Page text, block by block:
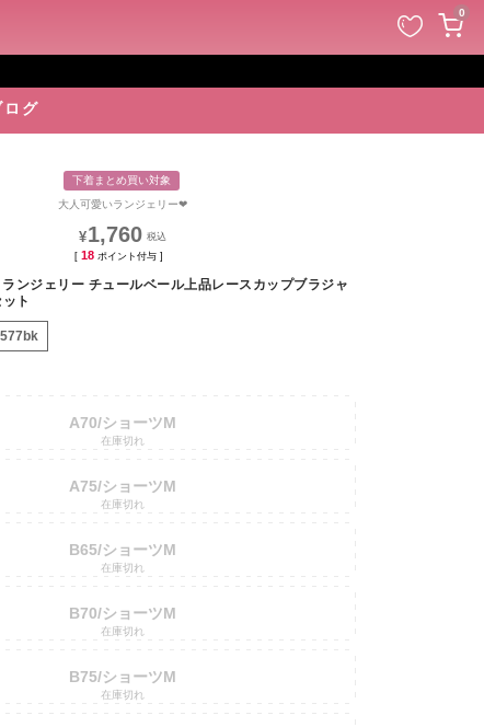
0
ログ
下着まとめ買い対象
大人可愛いランジェリー❤︎
¥1,760
[ 18 ポイント付与 ]
ンジェリー チュールベール上品レースカップブラジャ
ト
A70/ショーツM
在庫切れ
A75/ショーツM
在庫切れ
B65/ショーツM
在庫切れ
B70/ショーツM
在庫切れ
B75/ショーツM
在庫切れ
ジト
ップ